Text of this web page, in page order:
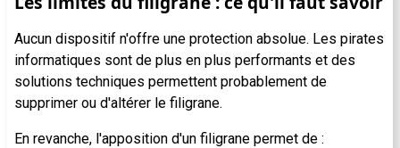
Aucun dispositif n'offre une protection absolue. Les pirates
informatiques sont de plus en plus performants et des
solutions techniques permettent probablement de
supprimer ou d'altérer le filigrane.
En revanche, l'apposition d'un filigrane permet de :